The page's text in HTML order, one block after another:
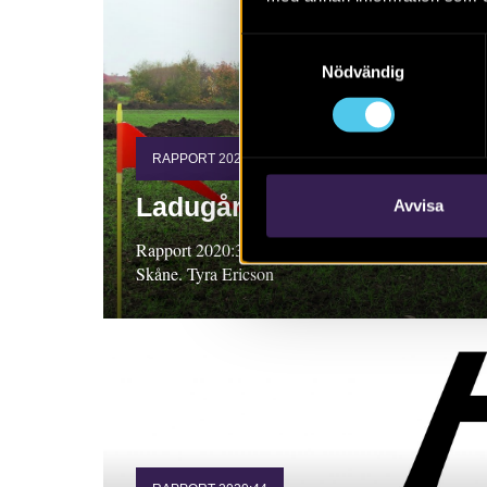
Nödvändig
Avvisa
RAPPORT 2020:31
Ladugårdsmarken
Rapport 2020:31. Arkeologisk utredning steg 2,
Skåne. Tyra Ericson